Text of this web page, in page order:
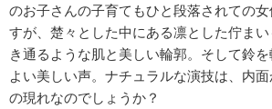
のお子さんの子育てもひと段落されての
すが、楚々とした中にある凛とした佇ま
き通るような肌と美しい輪郭。そして鈴
よい美しい声。ナチュラルな演技は、内
の現れなのでしょうか？